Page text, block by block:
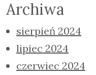
Archiwa
sierpień 2024
lipiec 2024
czerwiec 2024